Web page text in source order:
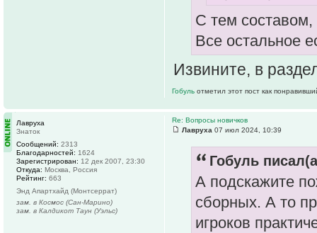
С тем составом,
Все остальное
Извините, в
Гобуль отметил этот пост как
Re: Вопросы новичков
Лавруха 07 июл 2024, 10:39
Гобуль
А подскажите
сборных. А то
игроков
Лавруха
Знаток
Сообщений: 2313
Благодарностей: 1624
Зарегистрирован: 12 дек 2007, 23:30
Откуда: Москва, Россия
Рейтинг: 663
Энд Апартхайд (Монтсеррат)
зам. в Космос (Сан-Марино)
зам. в Калдикот Таун (Уэльс)